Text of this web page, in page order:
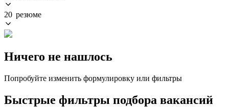
20 резюме
Ничего не нашлось
Попробуйте изменить формулировку или фильтры
Быстрые фильтры подбора вакансий